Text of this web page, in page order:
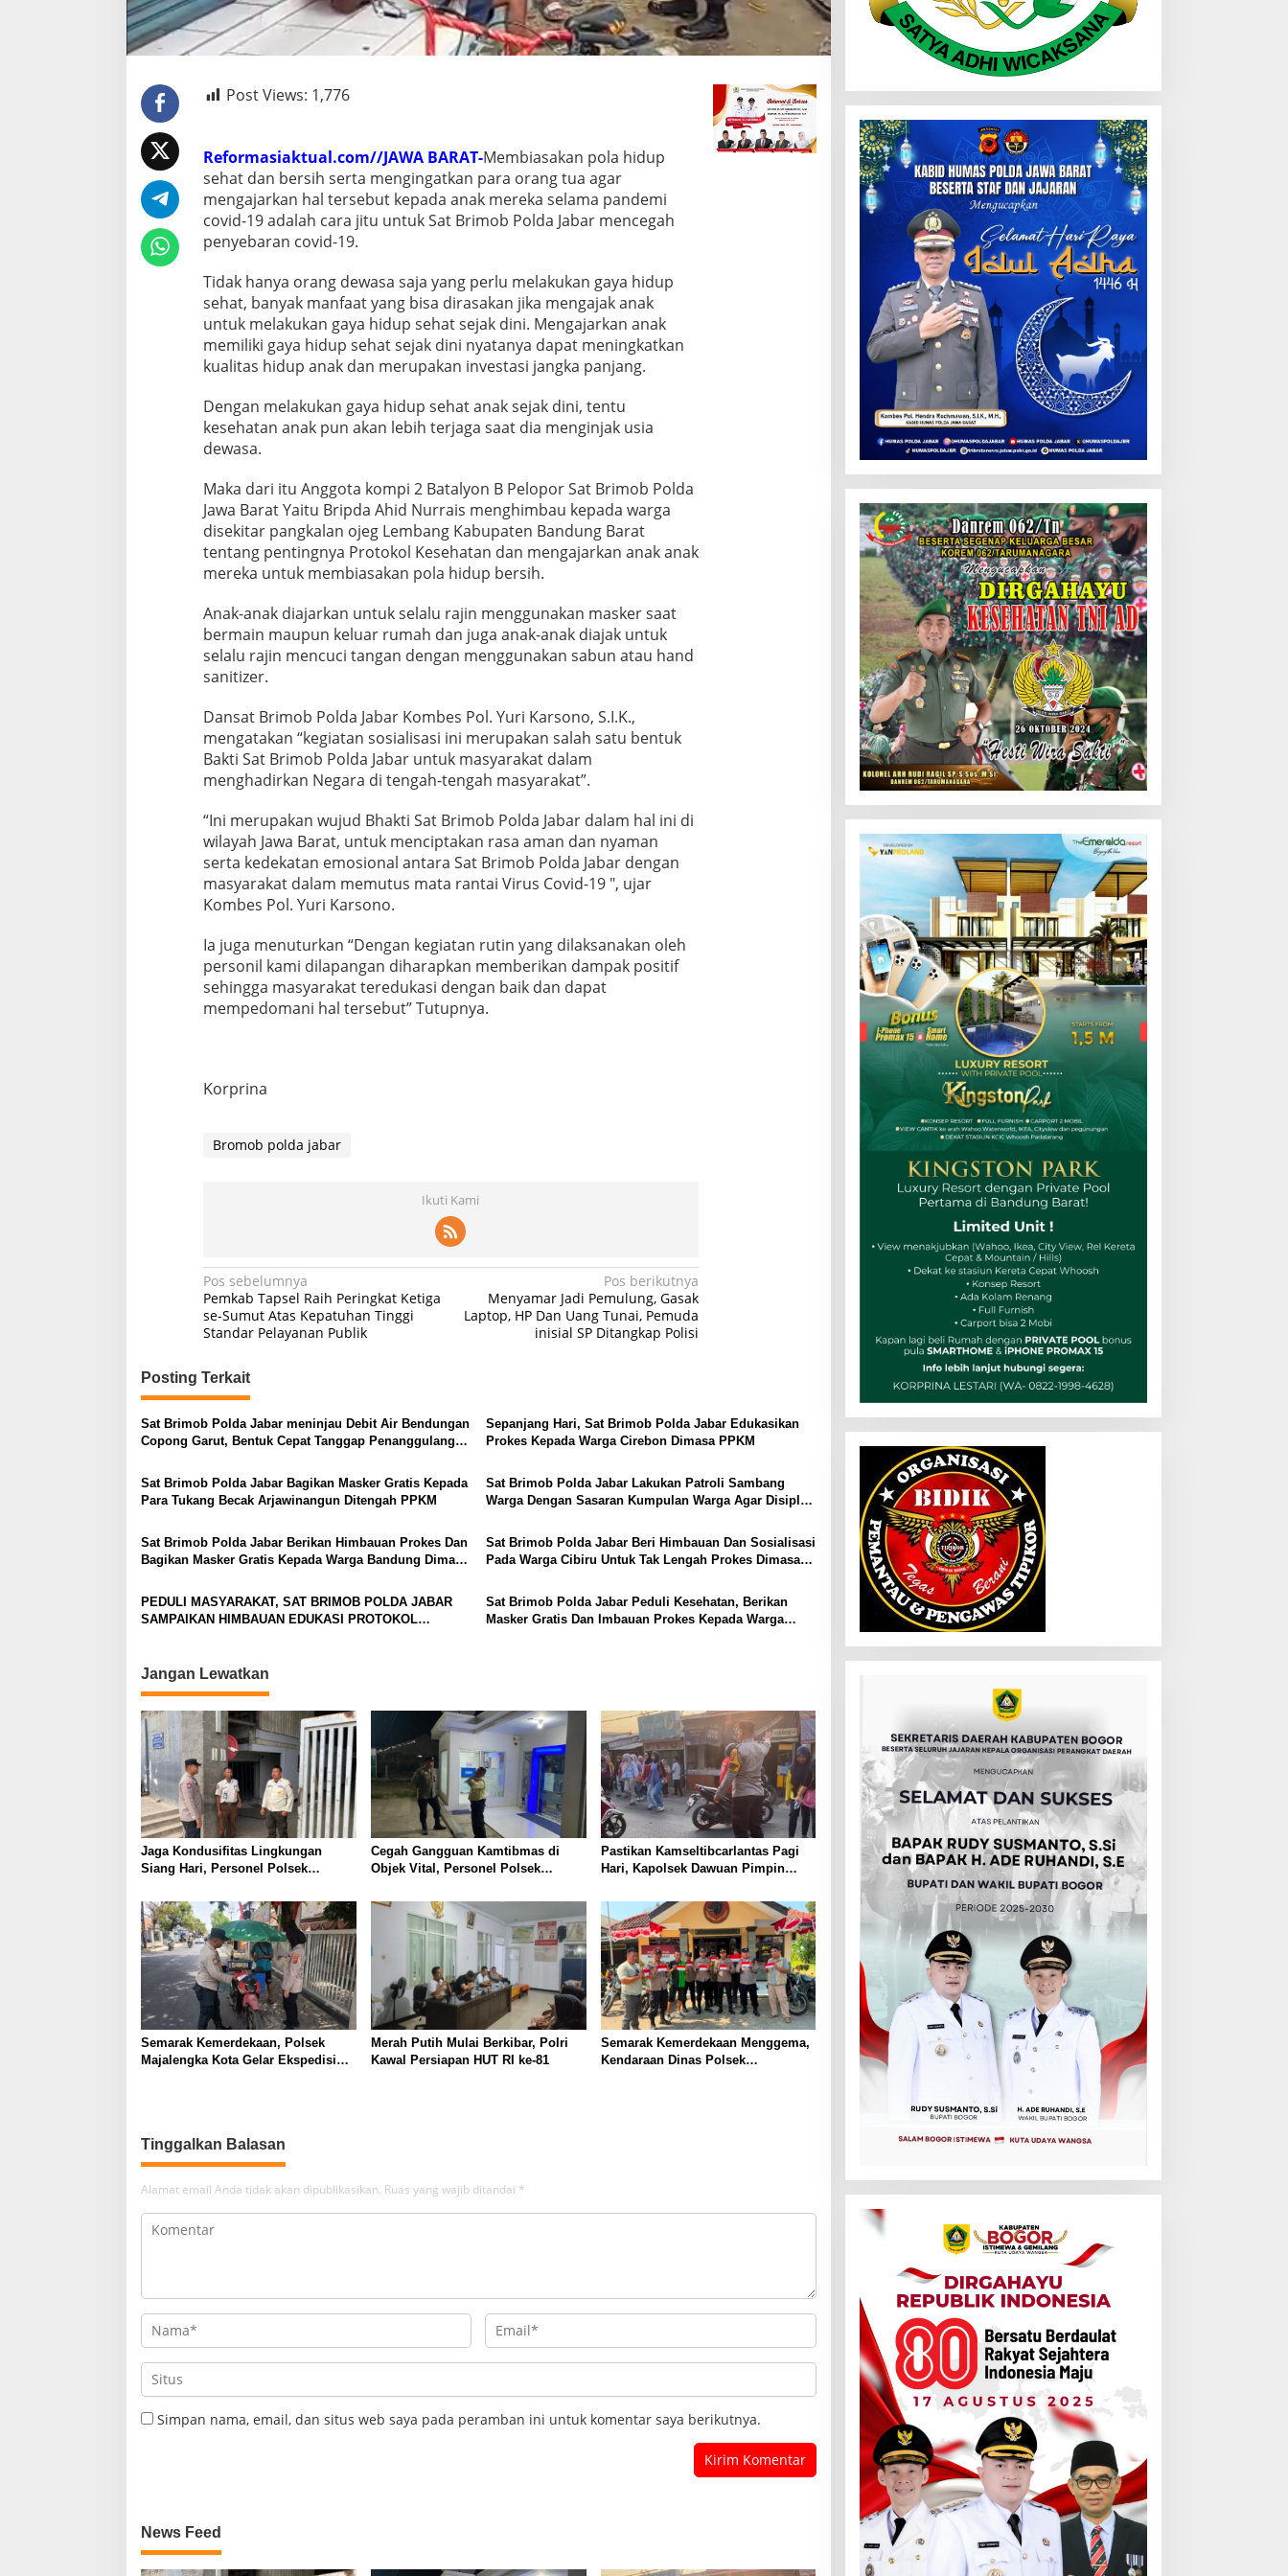
Post Views: 1,776
Reformasiaktual.com//JAWA BARAT-Membiasakan pola hidup
sehat dan bersih serta mengingatkan para orang tua agar
mengajarkan hal tersebut kepada anak mereka selama pandemi
covid-19 adalah cara jitu untuk Sat Brimob Polda Jabar mencegah
penyebaran covid-19.
Tidak hanya orang dewasa saja yang perlu melakukan gaya hidup
sehat, banyak manfaat yang bisa dirasakan jika mengajak anak
untuk melakukan gaya hidup sehat sejak dini. Mengajarkan anak
memiliki gaya hidup sehat sejak dini nyatanya dapat meningkatkan
kualitas hidup anak dan merupakan investasi jangka panjang.
Dengan melakukan gaya hidup sehat anak sejak dini, tentu
kesehatan anak pun akan lebih terjaga saat dia menginjak usia
dewasa.
Maka dari itu Anggota kompi 2 Batalyon B Pelopor Sat Brimob Polda
Jawa Barat Yaitu Bripda Ahid Nurrais menghimbau kepada warga
disekitar pangkalan ojeg Lembang Kabupaten Bandung Barat
tentang pentingnya Protokol Kesehatan dan mengajarkan anak anak
mereka untuk membiasakan pola hidup bersih.
Anak-anak diajarkan untuk selalu rajin menggunakan masker saat
bermain maupun keluar rumah dan juga anak-anak diajak untuk
selalu rajin mencuci tangan dengan menggunakan sabun atau hand
sanitizer.
Dansat Brimob Polda Jabar Kombes Pol. Yuri Karsono, S.I.K.,
mengatakan “kegiatan sosialisasi ini merupakan salah satu bentuk
Bakti Sat Brimob Polda Jabar untuk masyarakat dalam
menghadirkan Negara di tengah-tengah masyarakat”.
“Ini merupakan wujud Bhakti Sat Brimob Polda Jabar dalam hal ini di
wilayah Jawa Barat, untuk menciptakan rasa aman dan nyaman
serta kedekatan emosional antara Sat Brimob Polda Jabar dengan
masyarakat dalam memutus mata rantai Virus Covid-19 ″, ujar
Kombes Pol. Yuri Karsono.
Ia juga menuturkan “Dengan kegiatan rutin yang dilaksanakan oleh
personil kami dilapangan diharapkan memberikan dampak positif
sehingga masyarakat teredukasi dengan baik dan dapat
mempedomani hal tersebut” Tutupnya.
Korprina
Bromob polda jabar
Ikuti Kami
Navigasi
pos
Pos sebelumnya
Pemkab Tapsel Raih Peringkat Ketiga
se-Sumut Atas Kepatuhan Tinggi
Standar Pelayanan Publik
Pos berikutnya
Menyamar Jadi Pemulung, Gasak
Laptop, HP Dan Uang Tunai, Pemuda
inisial SP Ditangkap Polisi
Posting Terkait
Sat Brimob Polda Jabar meninjau Debit Air Bendungan
Copong Garut, Bentuk Cepat Tanggap Penanggulangan
Sepanjang Hari, Sat Brimob Polda Jabar Edukasikan
Prokes Kepada Warga Cirebon Dimasa PPKM
Sat Brimob Polda Jabar Bagikan Masker Gratis Kepada
Para Tukang Becak Arjawinangun Ditengah PPKM
Sat Brimob Polda Jabar Lakukan Patroli Sambang
Warga Dengan Sasaran Kumpulan Warga Agar Disiplin
Sat Brimob Polda Jabar Berikan Himbauan Prokes Dan
Bagikan Masker Gratis Kepada Warga Bandung Dimasa
Sat Brimob Polda Jabar Beri Himbauan Dan Sosialisasi
Pada Warga Cibiru Untuk Tak Lengah Prokes Dimasa
PEDULI MASYARAKAT, SAT BRIMOB POLDA JABAR
SAMPAIKAN HIMBAUAN EDUKASI PROTOKOL
Sat Brimob Polda Jabar Peduli Kesehatan, Berikan
Masker Gratis Dan Imbauan Prokes Kepada Warga
Jangan Lewatkan
Jaga Kondusifitas Lingkungan
Siang Hari, Personel Polsek
Sambangi Warga dan Security PT
Leetex Garment
Cegah Gangguan Kamtibmas di
Objek Vital, Personel Polsek
Menyapa Security Bank BRI Desa
Baturuyuk
Pastikan Kamseltibcarlantas Pagi
Hari, Kapolsek Dawuan Pimpin
di Tiga Titik Rawan
Semarak Kemerdekaan, Polsek
Majalengka Kota Gelar Ekspedisi
Merah Putih Mulai Berkibar, Polri
Kawal Persiapan HUT RI ke-81
Semarak Kemerdekaan Menggema,
Kendaraan Dinas Polsek
Tinggalkan Balasan
Alamat email Anda tidak akan dipublikasikan. Ruas yang wajib ditandai *
Simpan nama, email, dan situs web saya pada peramban ini untuk komentar saya berikutnya.
News Feed